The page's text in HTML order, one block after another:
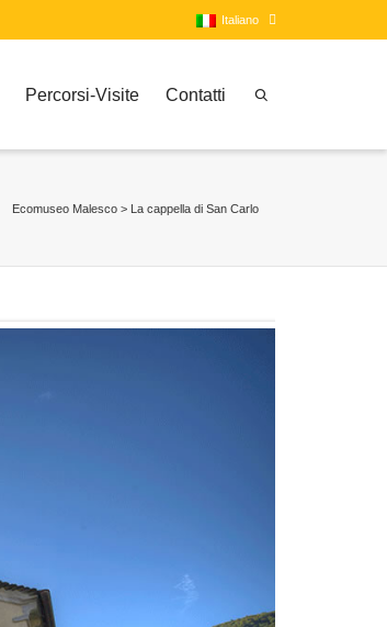
Italiano
Inglese
Percorsi-Visite Contatti
Ecomuseo Malesco > La cappella di San Carlo